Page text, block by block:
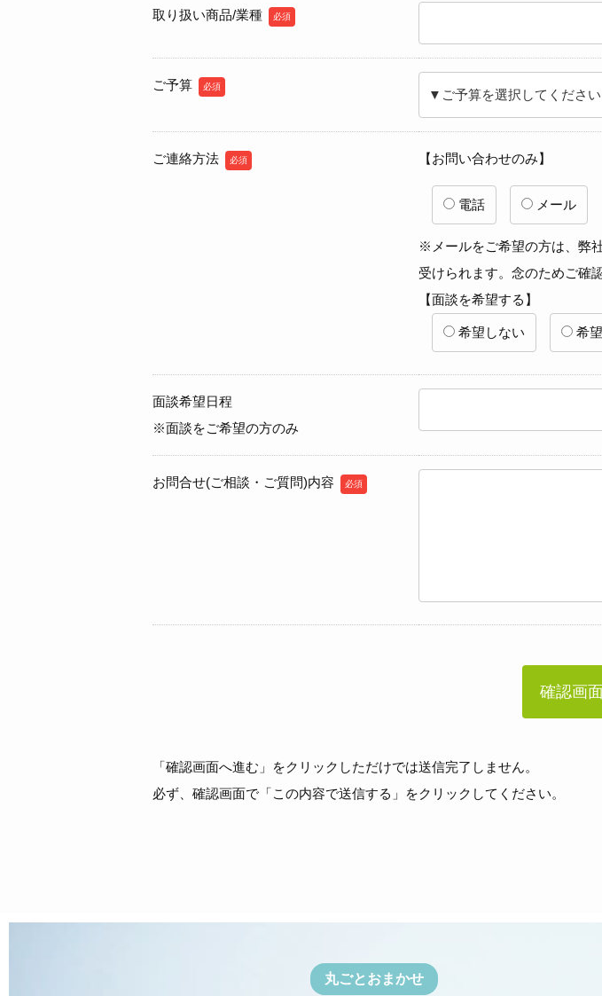
取り扱い商品/業種 必須
ご予算 必須
ご連絡方法 必須 【お問い合わせのみ】
電話 メール
※メールをご希望の方は、弊
受けられます。念のためご確
【面談を希望する】
希望しない 希
面談希望日程
※面談をご希望の方のみ
お問合せ(ご相談・ご質問)内容 必須
「確認画面へ進む」をクリックしただけでは送信完了しません。
必ず、確認画面で「この内容で送信する」をクリックしてください。
丸ごとおまかせ